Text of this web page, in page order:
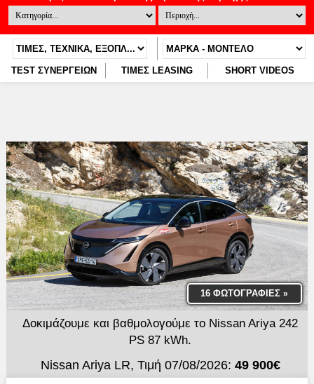
TEST ΣΥΝΕΡΓΕΙΩΝ ΤΙΜΕΣ LEASING SHORT VIDEOS
16 ΦΩΤΟΓΡΑΦΙΕΣ»
Δοκιμάζουμε και βαθμολογούμε το Nissan Ariya 242
PS 87 kWh.
Nissan Ariya LR, Τιμή 07/08/2026: 49 900€